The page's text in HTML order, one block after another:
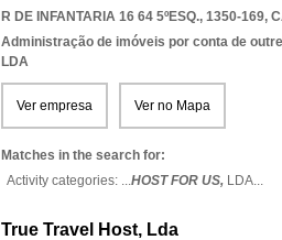
R DE INFANTARIA 16 64 5ºESQ., 1350-169,
Administração de imóveis por conta de
LDA
Ver empresa Ver no Mapa
Matches in the search for:
Activity categories: ...HOST FOR US, LDA...
True Travel Host, Lda